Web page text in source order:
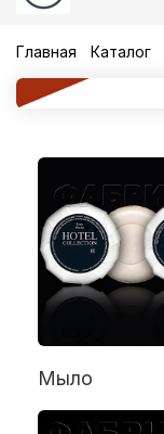
Главная Каталог
Мыло